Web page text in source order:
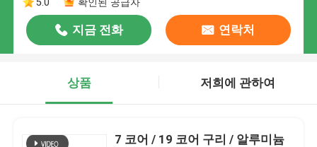
지금 전화 연락처
상품 저희에 관하여
7 코어 / 19 코어 구리 / 알루미늄